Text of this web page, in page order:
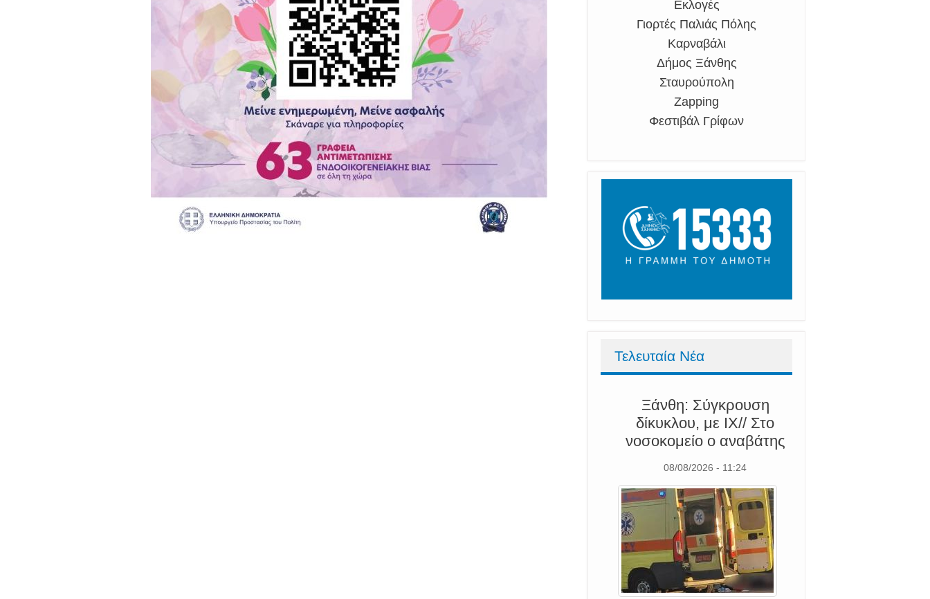
Εκλογές
Γιορτές Παλιάς Πόλης
Καρναβάλι
Δήμος Ξάνθης
Σταυρούπολη
Zapping
Φεστιβάλ Γρίφων
Τελευταία Νέα
Ξάνθη: Σύγκρουση
δίκυκλου, με ΙΧ// Στο
νοσοκομείο ο αναβάτης
08/08/2026 - 11:24